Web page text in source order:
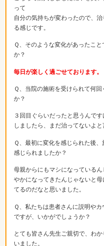
って
自分の気持ちが変わったので、
る感じです。
Ｑ、そのような変化があったこ
か？
毎日が楽しく過ごせております。
Ｑ、当院の施術を受けられて何
か？
３回目ぐらいだったと思うんで
しましたら、まだ治ってないよと
Ｑ、最初に変化を感じられた後
感じられましたか？
母親からにもマシになっている
やかになってきたんじゃないと
てるのだなと思いました。
Ｑ、私たちは患者さんに説明や
ですが、いかがでしょうか？
とても皆さん先生ご親切で、わ
いました。